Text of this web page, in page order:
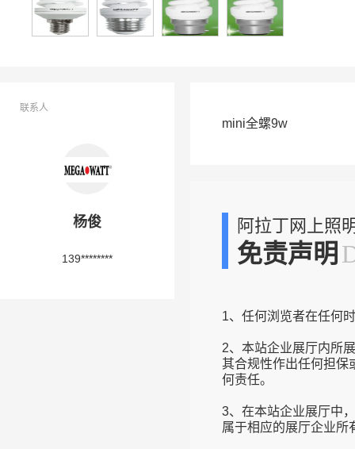
联系人
杨俊
139********
mini全螺9w
阿拉丁网上照
免责声明
1、任何浏览者在任何
2、本站企业展厅内所
其合规性作出任何担保
何责任。
3、在本站企业展厅中
属于相应的展厅企业所